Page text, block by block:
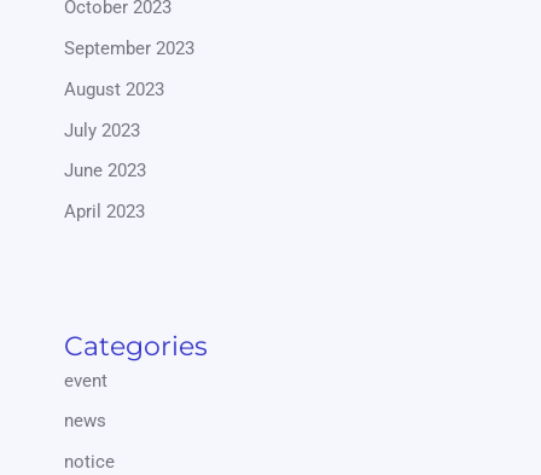
October 2023
September 2023
August 2023
July 2023
June 2023
April 2023
Categories
event
news
notice